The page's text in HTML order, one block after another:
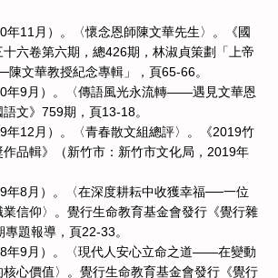
年11月）。〈懷念恩師陳文華先生〉。《國
六卷第六期，總426期，林淑貞策劃「上帝
陳文華教授紀念專輯」，頁65-66。
年9月）。〈傳語風光永流轉——遇見文華恩
文》759期，頁13-18。
年12月）。〈青春散文組總評〉。《2019竹
品輯》（新竹市：新竹市文化局，2019年
年8月）。〈在深度耕耘中收獲幸福──一位
業信仰〉。覺行生命教育基金會發行《覺行雜
題報導，頁22-33。
年9月）。〈現代人安心立命之道——在變動
心價值〉。覺行生命教育基金會發行《覺行